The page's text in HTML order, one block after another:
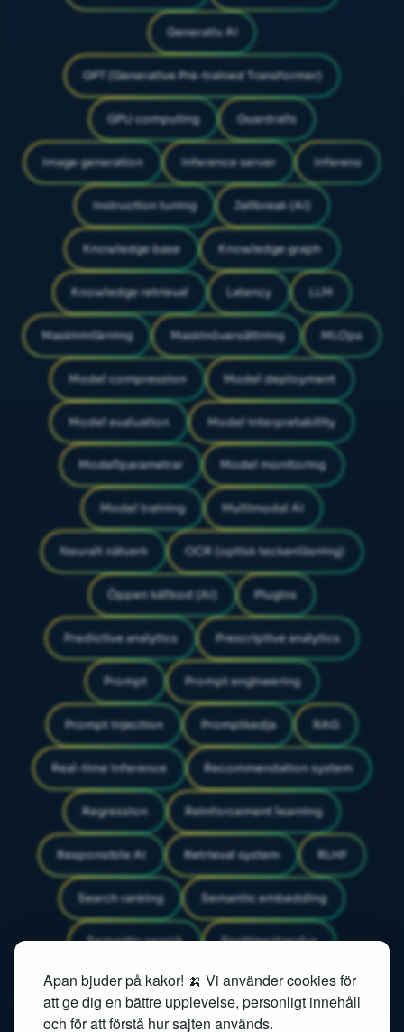
Apan bjuder på kakor! 🍌 Vi använder cookies för
att ge dig en bättre upplevelse, personligt innehåll
och för att förstå hur sajten används.
Generativ AI
GPT (Generative Pre-trained Transformer)
GPU computing Guardrails
Image generation Inference server Inferens
Instruction tuning Jailbreak (AI)
Knowledge base Knowledge graph
Knowledge retrieval Latency LLM
Maskininlärning Maskinöversättning MLOps
Model compression Model deployment
Model evaluation Model interpretability
Modellparametrar Model monitoring
Model training Multimodal AI
Neuralt nätverk OCR (optisk teckenläsning)
Öppen källkod (AI) Plugins
Predictive analytics Prescriptive analytics
Prompt Prompt engineering
Prompt injection Promptkedja RAG
Real-time inference Recommendation system
Regression Reinforcement learning
Responsible AI Retrieval system RLHF
Search ranking Semantic embedding
Semantic search Sentimentanalys
Similarity search Speech recognition
Speech-to-text